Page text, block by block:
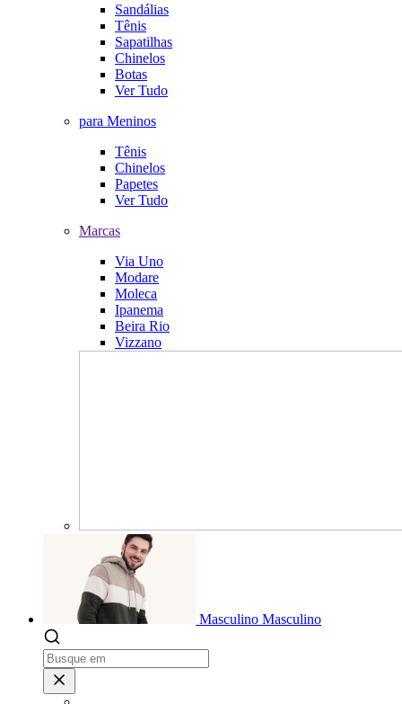
Sandálias
Tênis
Sapatilhas
Chinelos
Botas
Ver Tudo
para Meninos
Tênis
Chinelos
Papetes
Ver Tudo
Marcas
Via Uno
Modare
Moleca
Ipanema
Beira Rio
Vizzano
Masculino Masculino